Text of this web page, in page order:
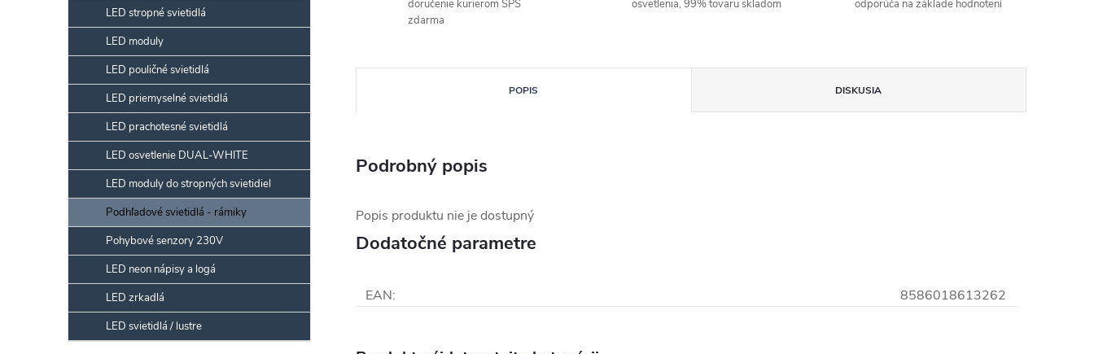
LED stropné svietidlá
LED moduly
LED pouličné svietidlá
LED priemyselné svietidlá
LED prachotesné svietidlá
LED osvetlenie DUAL-WHITE
LED moduly do stropných svietidiel
Podhľadové svietidlá - rámiky
Pohybové senzory 230V
LED neon nápisy a logá
LED zrkadlá
LED svietidlá / lustre
doručenie kurierom SPS
zdarma
osvetlenia, 99% tovaru skladom
odporúča na základe hodnotení
POPIS DISKUSIA
Podrobný popis
Popis produktu nie je dostupný
Dodatočné parametre
EAN: 8586018613262